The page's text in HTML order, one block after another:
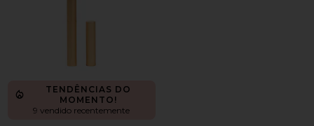
TENDÊNCIAS DO
MOMENTO!
9 vendido recentemente